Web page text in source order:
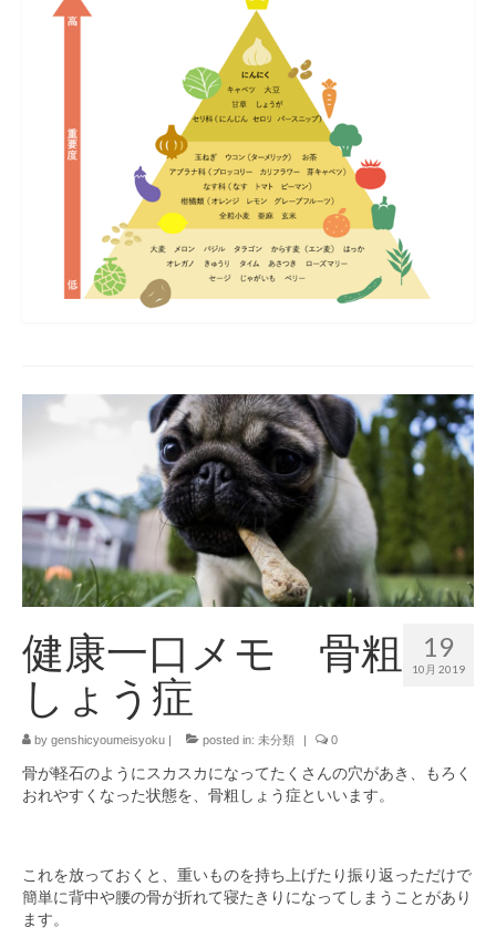
19
10月 2019
健康一口メモ 骨粗
しょう症
by genshicyoumeisyoku posted in: 未分類 0
骨が軽石のようにスカスカになってたくさんの穴があき、もろく
おれやすくなった状態を、骨粗しょう症といいます。
これを放っておくと、重いものを持ち上げたり振り返っただけで
簡単に背中や腰の骨が折れて寝たきりになってしまうことがあり
ます。